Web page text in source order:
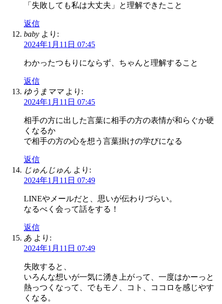
「失敗しても私は大丈夫」と理解できたこと
返信
baby より:
2024年1月11日 07:45
わかったつもりにならず、ちゃんと理解すること
返信
ゆうまママ より:
2024年1月11日 07:45
相手の方に出した言葉に相手の方の表情が和らぐか硬
くなるか
で相手の方の心を想う言葉掛けの学びになる
返信
じゅんじゅん より:
2024年1月11日 07:49
LINEやメールだと、思いが伝わりづらい。
なるべく会って話をする！
返信
あ より:
2024年1月11日 07:49
失敗すると、
いろんな想いが一気に湧き上がって、一度はかーっと
熱っつくなって、でもモノ、コト、ココロを感じやす
くなる。